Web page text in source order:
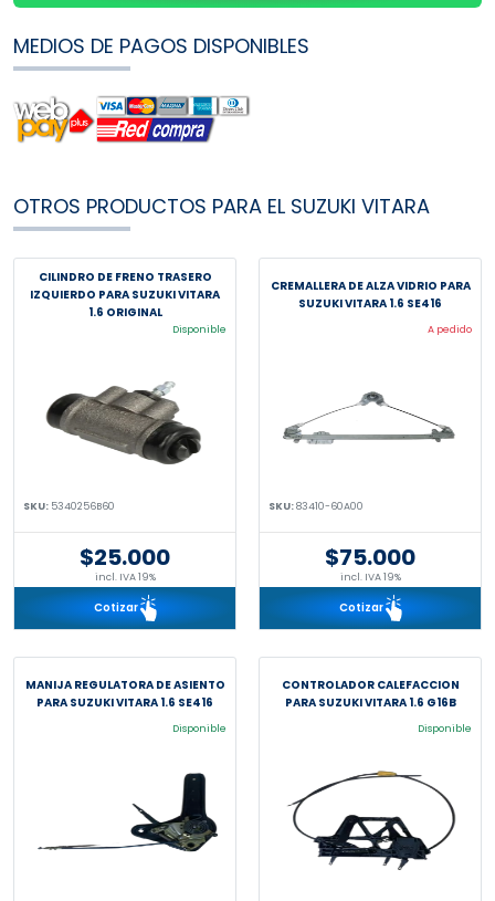
MEDIOS DE PAGOS DISPONIBLES
OTROS PRODUCTOS PARA EL SUZUKI VITARA
CILINDRO DE FRENO TRASERO
IZQUIERDO PARA SUZUKI VITARA
1.6 ORIGINAL
Disponible
SKU: 5340256B60
$25.000
incl. IVA 19%
Cotizar
CREMALLERA DE ALZA VIDRIO PARA
SUZUKI VITARA 1.6 SE416
A pedido
SKU:83410-60A00
$75.000
incl. IVA 19%
Cotizar
MANIJA REGULATORA DE ASIENTO
PARA SUZUKI VITARA 1.6 SE416
Disponible
CONTROLADOR CALEFACCION
PARA SUZUKI VITARA 1.6 G16B
Disponible